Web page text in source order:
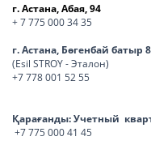
г. Астана, Абая, 94
+ 7 775 000 34 35
г. Астана, Бөгенбай батыр
(Esil STROY - Эталон)
+7 778 001 52 55
Қарағанды:Учетный
+7 775 000 41 45